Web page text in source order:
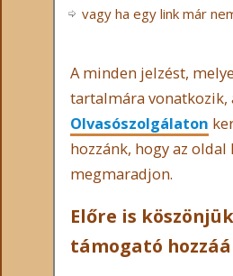
vagy ha egy link már
A minden jelzést,
tartalmára vonatkozik,
Olvasószolgálaton
hozzánk, hogy az oldal
megmaradjon.
Előre is
támogató